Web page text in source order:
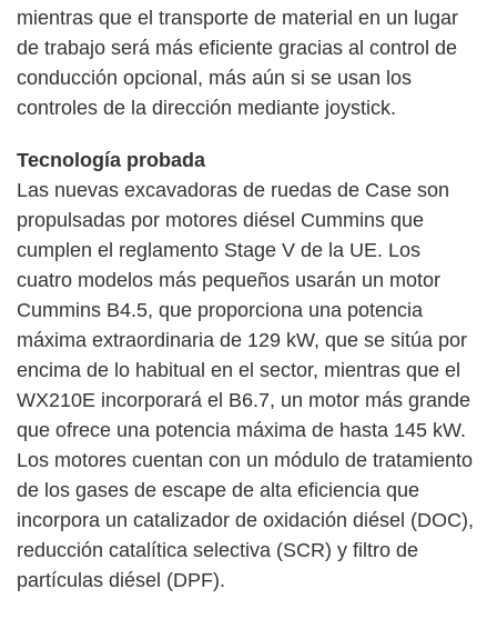
mientras que el transporte de material en un lugar
de trabajo será más eficiente gracias al control de
conducción opcional, más aún si se usan los
controles de la dirección mediante joystick.
Tecnología probada
Las nuevas excavadoras de ruedas de Case son
propulsadas por motores diésel Cummins que
cumplen el reglamento Stage V de la UE. Los
cuatro modelos más pequeños usarán un motor
Cummins B4.5, que proporciona una potencia
máxima extraordinaria de 129 kW, que se sitúa por
encima de lo habitual en el sector, mientras que el
WX210E incorporará el B6.7, un motor más grande
que ofrece una potencia máxima de hasta 145 kW.
Los motores cuentan con un módulo de tratamiento
de los gases de escape de alta eficiencia que
incorpora un catalizador de oxidación diésel (DOC),
reducción catalítica selectiva (SCR) y filtro de
partículas diésel (DPF).